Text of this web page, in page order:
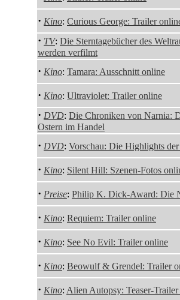
· Kino: Curious George: Trailer
· TV: Die Sterntagebücher des
werden verfilmt
· Kino: Tamara: Ausschnitt online
· Kino: Ultraviolet: Trailer online
· DVD: Die Chroniken von Narnia:
Ostern im Handel
· DVD: Vorschau: Die Highlights
· Kino: Silent Hill: Szenen-Fotos
· Preise: Philip K. Dick-Award: Die
· Kino: Requiem: Trailer online
· Kino: See No Evil: Trailer online
· Kino: Beowulf & Grendel: Trailer
· Kino: Alien Autopsy: Teaser-